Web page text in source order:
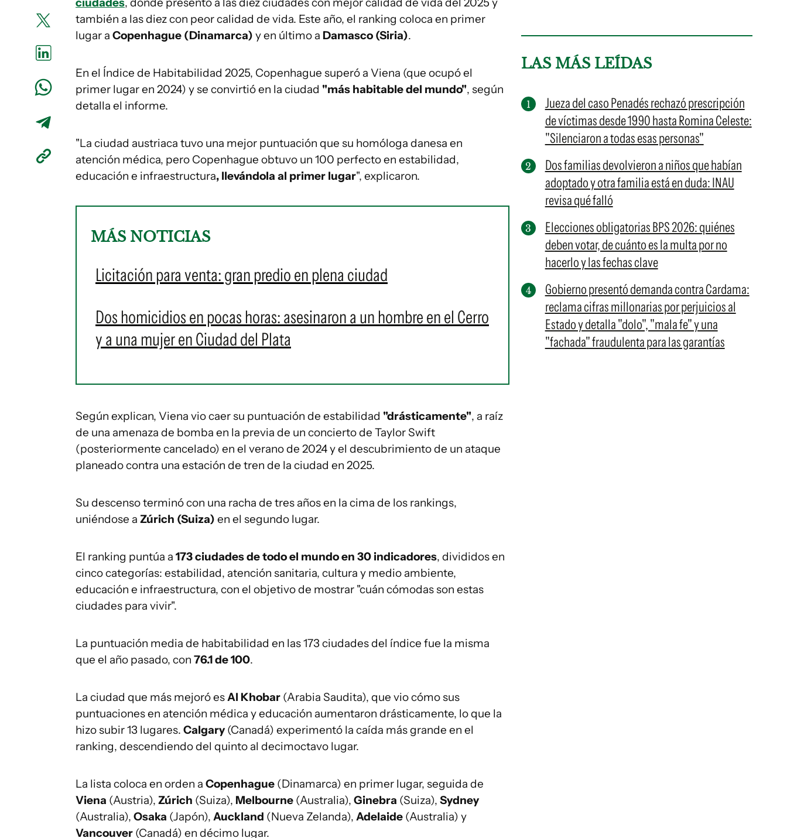
también a las diez con peor calidad de vida. Este año, el ranking coloca en primer
lugar a Copenhague (Dinamarca) y en último a Damasco (Siria).
En el Índice de Habitabilidad 2025, Copenhague superó a Viena (que ocupó el
primer lugar en 2024) y se convirtió en la ciudad "más habitable del mundo", según
detalla el informe.
"La ciudad austriaca tuvo una mejor puntuación que su homóloga danesa en
atención médica, pero Copenhague obtuvo un 100 perfecto en estabilidad,
educación e infraestructura, llevándola al primer lugar", explicaron.
MÁS NOTICIAS
Licitación para venta: gran predio en plena ciudad
Dos homicidios en pocas horas: asesinaron a un hombre en el Cerro
y a una mujer en Ciudad del Plata
Según explican, Viena vio caer su puntuación de estabilidad "drásticamente", a raíz
de una amenaza de bomba en la previa de un concierto de Taylor Swift
(posteriormente cancelado) en el verano de 2024 y el descubrimiento de un ataque
planeado contra una estación de tren de la ciudad en 2025.
Su descenso terminó con una racha de tres años en la cima de los rankings,
uniéndose a Zúrich (Suiza) en el segundo lugar.
El ranking puntúa a 173 ciudades de todo el mundo en 30 indicadores, divididos en
cinco categorías: estabilidad, atención sanitaria, cultura y medio ambiente,
educación e infraestructura, con el objetivo de mostrar "cuán cómodas son estas
ciudades para vivir".
La puntuación media de habitabilidad en las 173 ciudades del índice fue la misma
que el año pasado, con 76.1 de 100.
La ciudad que más mejoró esAl Khobar (Arabia Saudita), que vio cómo sus
puntuaciones en atención médica y educación aumentaron drásticamente, lo que la
hizo subir 13 lugares. Calgary(Canadá) experimentó la caída más grande en el
ranking, descendiendo del quinto al decimoctavo lugar.
La lista coloca en orden a Copenhague (Dinamarca) en primer lugar, seguida de
Viena (Austria), Zúrich (Suiza), Melbourne (Australia), Ginebra (Suiza), Sydney
(Australia), Osaka (Japón), Auckland (Nueva Zelanda), Adelaide (Australia) y
Vancouver (Canadá) en décimo lugar.
LAS MÁS LEÍDAS
Jueza del caso Penadés rechazó prescripción
de víctimas desde 1990 hasta Romina Celeste:
"Silenciaron a todas esas personas"
Dos familias devolvieron a niños que habían
adoptado y otra familia está en duda: INAU
revisa qué falló
Elecciones obligatorias BPS 2026: quiénes
deben votar, de cuánto es la multa por no
hacerlo y las fechas clave
Gobierno presentó demanda contra Cardama:
reclama cifras millonarias por perjuicios al
Estado y detalla "dolo", "mala fe" y una
"fachada" fraudulenta para las garantías